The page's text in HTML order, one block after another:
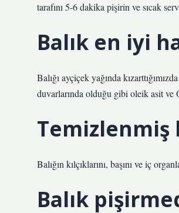
tarafını 5-6 dakika pişirin ve sıcak
Balık en iyi
Balığı ayçiçek yağında
duvarlarında olduğu gibi oleik asit ve
Temizlenmiş
Balığın kılçıklarını, başını ve iç
Balık